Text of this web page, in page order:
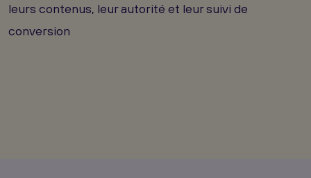
leurs contenus, leur autorité et leur suivi de
conversion